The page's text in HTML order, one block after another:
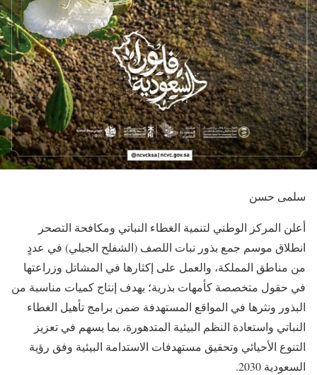
سلمى حسن
أعلن المركز الوطني لتنمية الغطاء النباتي ومكافحة التصحر
انطلاق موسم جمع بذور نبات اللصف (الشفلح الجبلي) في عددٍ
من مناطق المملكة، والعمل على إكثارها في المشاتل وزراعتها
في حقول متخصصة كأمهات بذرية؛ بهدف إنتاج كميات مناسبة من
البذور ونثرها في المواقع المستهدفة ضمن برامج تأهيل الغطاء
النباتي واستعادة النظم البيئية المتدهورة، بما يسهم في تعزيز
التنوع الأحيائي وتحقيق مستهدفات الاستدامة البيئية وفق رؤية
السعودية 2030.